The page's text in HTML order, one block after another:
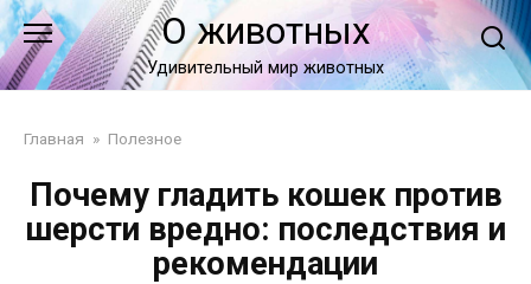
Перейти
к
контенту
О животных
Удивительный мир животных
Главная » Полезное
Почему гладить кошек против
шерсти вредно: последствия и
рекомендации